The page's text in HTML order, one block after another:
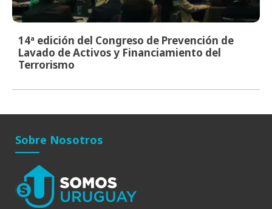
14ª edición del Congreso de Prevención de
Lavado de Activos y Financiamiento del
Terrorismo
Sobre Nosotros